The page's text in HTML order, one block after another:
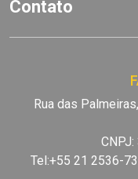
Contato
Rua das
Tel:+55 21 2536-